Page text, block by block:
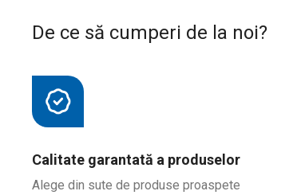
De ce să cumperi de la noi?
Calitate garantată a produselor
Alege din sute de produse proaspete